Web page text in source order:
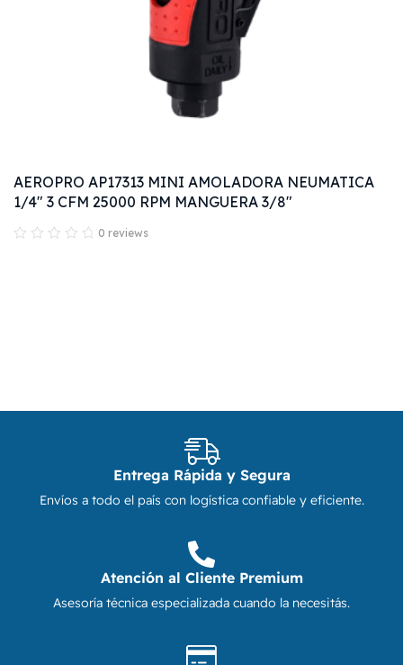
DCK KJZ03-16A TALADRO ATORNILLADOR 16MM
(5/8") 1100RPM 9A 1010W 110V/60HZ/ 1F
Entrega Rápida y Segura
Envíos a todo el país con logística confiable y eficiente.
Atención al Cliente Premium
Asesoría técnica especializada cuando la necesitás.